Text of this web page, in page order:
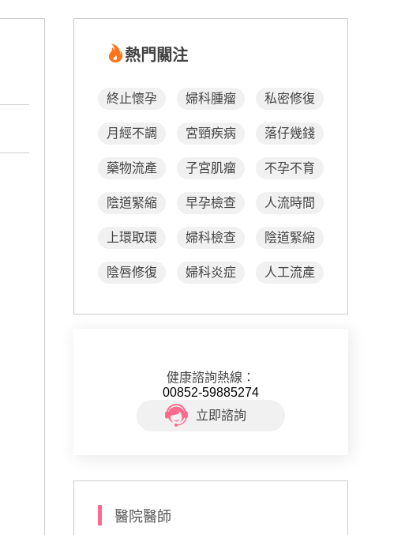
熱門關注
終止懷孕 婦科腫瘤 私密修復
月經不調 宮頸疾病 落仔幾錢
藥物流產 子宮肌瘤 不孕不育
陰道緊縮 早孕檢查 人流時間
上環取環 婦科檢查 陰道緊縮
陰唇修復 婦科炎症 人工流產
健康諮詢熱線：
00852-59885274
立即諮詢
醫院醫師